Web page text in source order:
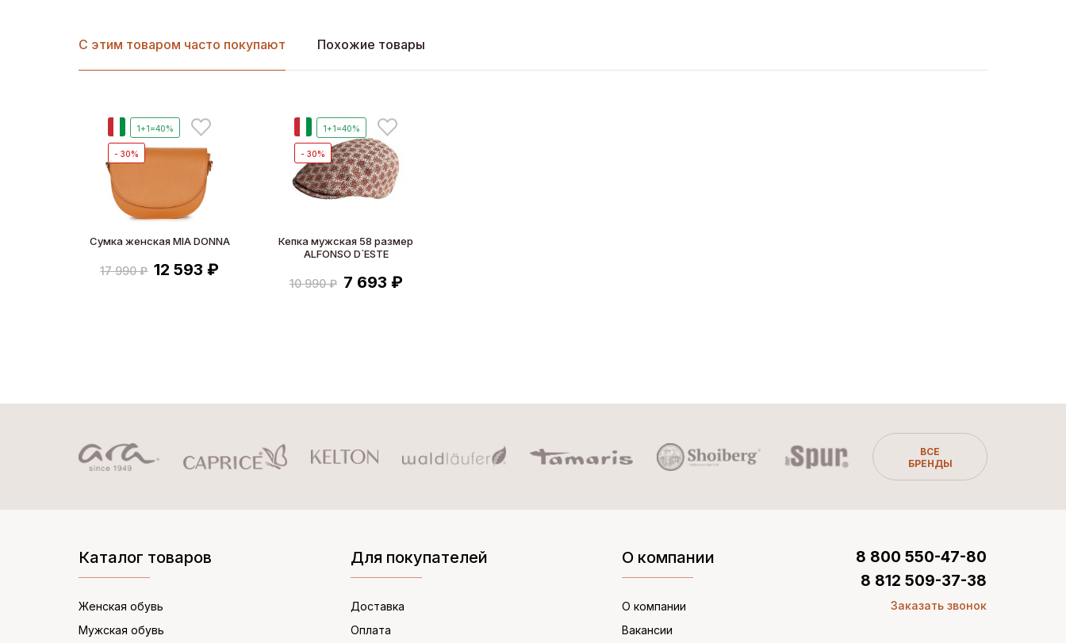
С этим товаром часто покупают Похожие товары
1+1=40%
- 30%
Сумка женская MIA DONNA
17 990 ₽ 12 593 ₽
1+1=40%
- 30%
Кепка мужская 58 размер
ALFONSO D`ESTE
10 990 ₽ 7 693 ₽
ВСЕ
БРЕНДЫ
Каталог товаров
Женская обувь
Мужская обувь
Для покупателей
Доставка
Оплата
О компании
О компании
Вакансии
8 800 550-47-80
8 812 509-37-38
Заказать звонок